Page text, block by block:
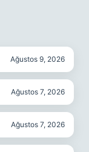
Ağustos 9, 2026
Ağustos 7, 2026
Ağustos 7, 2026